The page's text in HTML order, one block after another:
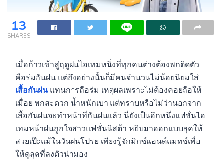
13
SHARES
เมื่อก้าวเข้าสู่ฤดูฝนไอเทมหนึ่งที่ทุกคนต่างต้องพกติดตัว
คือร่มกันฝน แต่ถึงอย่างนั้นก็มีคนจำนวนไม่น้อยนิยมใส่
เสื้อกันฝนแทนการถือร่ม เหตุผลเพราะไม่ต้องคอยถือให้
เมื่อย พกสะดวก น้ำหนักเบา แต่ทราบหรือไม่ว่านอกจาก
เสื้อกันฝนจะทำหน้าที่กันฝนแล้ว นี่ยังเป็นอีกหนึ่งแฟชั่นไอ
เทมหน้าฝนถูกใจสาวแฟชั่นนิสต้า หยิบมาออกแบบลุคให้
สวยเป๊ะแม้ในวันฝนโปรย เพียงรู้จักมิกซ์แอนด์แมทช์เพื่อ
ให้ดูลุคที่ลงตัวน่ามอง